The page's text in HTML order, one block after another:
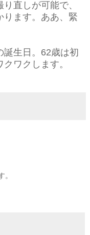
直しが可能で、
ります。ああ、緊
生日。62歳は初
ワクします。